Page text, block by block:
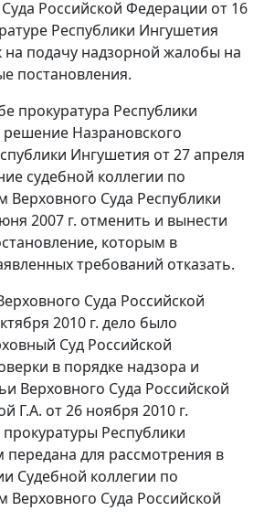
Российской Федерации от 16
Республики Ингушетия
на подачу надзорной жалобы на
постановления.
прокуратура Республики
Назрановского
Ингушетия от 27 апреля
судебной коллегии по
Верховного Суда Республики
2007 г. отменить и вынести
которым в
требований отказать.
Суда Российской
2010 г. дело было
Суд Российской
в порядке надзора и
Верховного Суда Российской
Г.А. от 26 ноября 2010 г.
Республики
передана для рассмотрения в
Судебной коллегии по
Верховного Суда Российской